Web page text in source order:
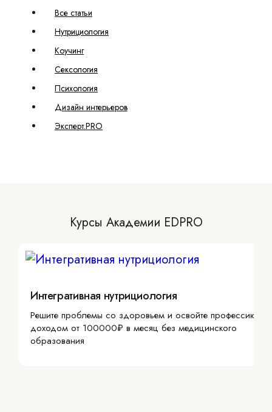
Все статьи
Нутрициология
Коучинг
Сексология
Психология
Дизайн интерьеров
Эксперт.PRO
Курсы Академии EDPRO
Интегративная нутрициология
Решите проблемы со здоровьем и освойте профессию с
доходом от 100000₽ в месяц без медицинского
образования